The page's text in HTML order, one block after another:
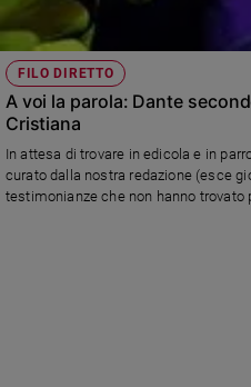
FILO DIRETTO
A voi la parola: Dante
Cristiana
In attesa di trovare in edicola e in
curato dalla nostra redazione (esce
testimonianze che non hanno trovato